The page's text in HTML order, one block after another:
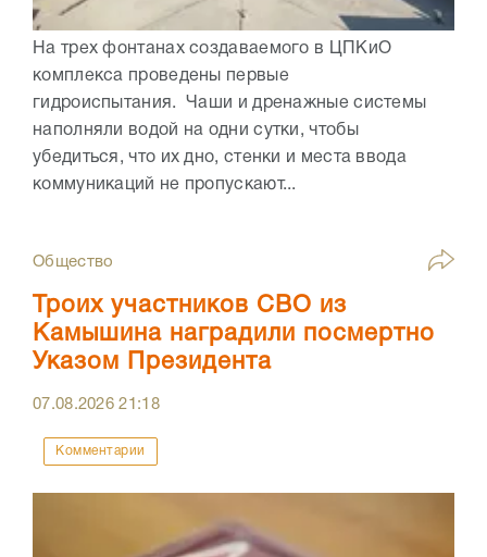
На трех фонтанах создаваемого в ЦПКиО
комплекса проведены первые
гидроиспытания. Чаши и дренажные системы
наполняли водой на одни сутки, чтобы
убедиться, что их дно, стенки и места ввода
коммуникаций не пропускают...
Общество
Троих участников СВО из
Камышина наградили посмертно
Указом Президента
07.08.202621:18
Комментарии